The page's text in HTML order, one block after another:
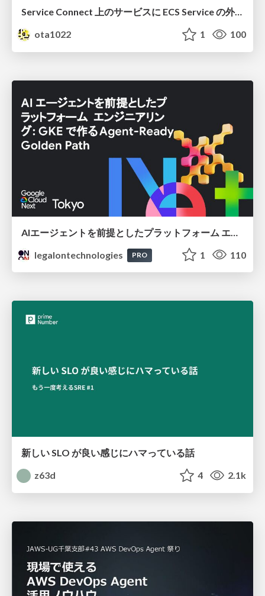
Service Connect 上のサービスに ECS Service の外側から到達できなかった話
ota1022
1 100
legalontechnologies
PRO 1 110
新しい SLO が良い感じにハマっている話
z63d
4 2.1k